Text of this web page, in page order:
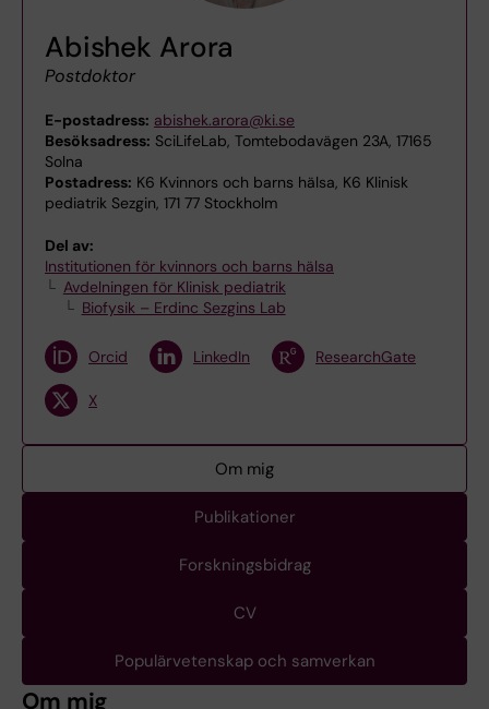
Abishek Arora
Postdoktor
E-postadress: abishek.arora@ki.se
Besöksadress: SciLifeLab, Tomtebodavägen 23A, 17165
Solna
Postadress: K6 Kvinnors och barns hälsa, K6 Klinisk
pediatrik Sezgin, 171 77 Stockholm
Del av:
Institutionen för kvinnors och barns hälsa
Avdelningen för Klinisk pediatrik
Biofysik – Erdinc Sezgins Lab
Orcid LinkedIn ResearchGate
X
Om mig
Publikationer
Forskningsbidrag
CV
Populärvetenskap och samverkan
Om mig